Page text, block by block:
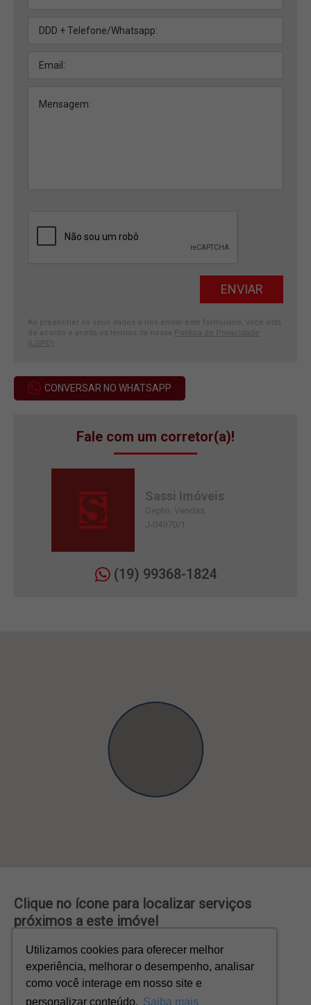
Ao preencher os seus dados e nos enviar este formulário, você está
de acordo e aceita os termos da nossa Política de Privacidade
(LGPD)
CONVERSAR NO WHATSAPP
Fale com um corretor(a)!
Sassi Imóveis
Depto. Vendas
J-04970/1
(19) 99368-1824